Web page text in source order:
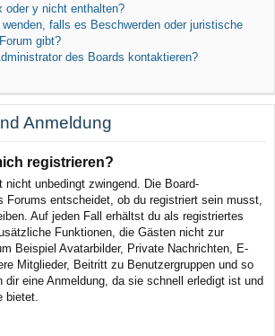
oder y nicht enthalten?
falls es Beschwerden oder juristische
gibt?
des Boards kontaktieren?
Anmeldung
registrieren?
nicht unbedingt zwingend. Die Board-
Forums entscheidet, ob du registriert sein musst,
Auf jeden Fall erhältst du als registriertes
Funktionen, die Gästen nicht zur
Beispiel Avatarbilder, Private Nachrichten, E-
Mitglieder, Beitritt zu Benutzergruppen und so
dir eine Anmeldung, da sie schnell erledigt ist und
bietet.